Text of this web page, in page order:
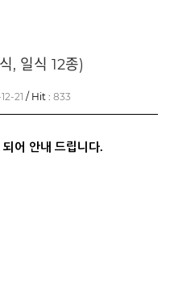
, 일식 12종)
21 / Hit : 833
어 안내 드립니다.